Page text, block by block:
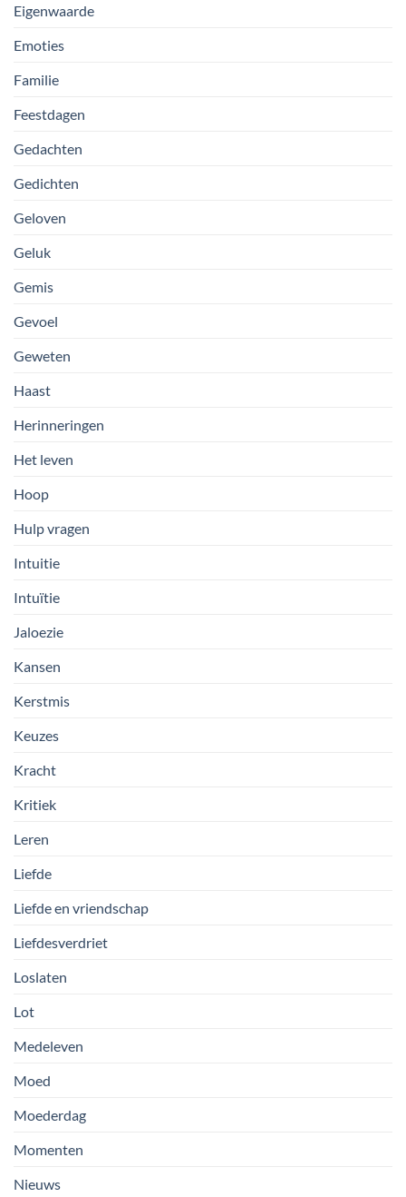
Eigenwaarde
Emoties
Familie
Feestdagen
Gedachten
Gedichten
Geloven
Geluk
Gemis
Gevoel
Geweten
Haast
Herinneringen
Het leven
Hoop
Hulp vragen
Intuitie
Intuïtie
Jaloezie
Kansen
Kerstmis
Keuzes
Kracht
Kritiek
Leren
Liefde
Liefde en vriendschap
Liefdesverdriet
Loslaten
Lot
Medeleven
Moed
Moederdag
Momenten
Nieuws